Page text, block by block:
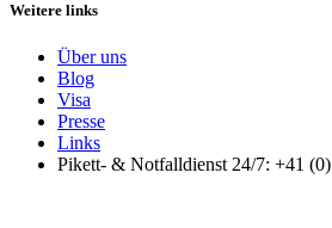
Weitere links
Über uns
Blog
Visa
Presse
Links
Pikett- & Notfalldienst 24/7: +41